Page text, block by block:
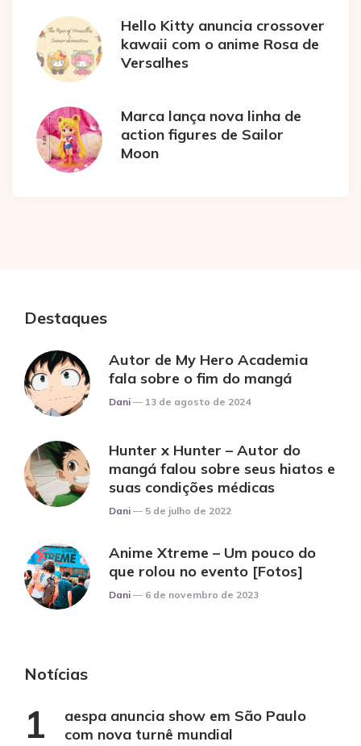
Hello Kitty anuncia crossover
kawaii com o anime Rosa de
Versalhes
Marca lança nova linha de
action figures de Sailor
Moon
Destaques
Autor de My Hero Academia
fala sobre o fim do mangá
Posted
Dani 13 de agosto de 2024
Hunter x Hunter – Autor do
mangá falou sobre seus hiatos e
suas condições médicas
Posted
Dani 5 de julho de 2022
Anime Xtreme – Um pouco do
que rolou no evento [Fotos]
Posted
Dani 6 de novembro de 2023
Notícias
aespa anuncia show em São Paulo
com nova turnê mundial